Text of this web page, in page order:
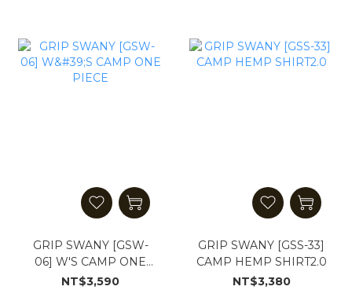
GRIP SWANY [GSW-
06] W'S CAMP ONE
PIECE
NT$3,590
GRIP SWANY [GSS-33]
CAMP HEMP SHIRT2.0
NT$3,380